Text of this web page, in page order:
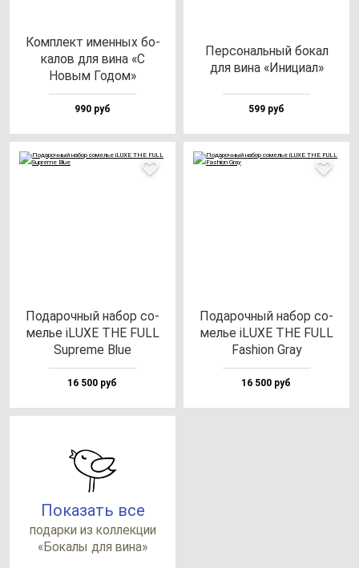
Ком­плект имен­ных бо­
ка­лов для ви­на «С
Новым Годом»
990 руб
Пер­со­наль­ный бо­кал
для ви­на «Ини­ци­ал»
599 руб
Пода­роч­ный на­бор со­
мелье iLUXE THE FULL
Sup­re­me Blue
16 500 руб
Пода­роч­ный на­бор со­
мелье iLUXE THE FULL
Fas­hi­on Gray
16 500 руб
Показать все
по­дар­ки из кол­лек­ции
«Бока­лы для ви­на»